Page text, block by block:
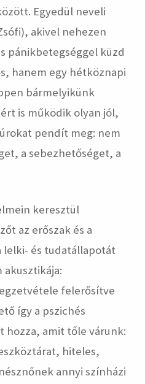
Egyedül neveli
akivel nehezen
pánikbetegséggel küzd
hanem egy hétköznapi
bármelyikünk
is működik olyan jól,
pendít meg: nem
a sebezhetőséget, a
keresztül
az erőszak és a
lelki- és tudatállapotát
felerősítve
így a pszichés
hozza, amit tőle várunk:
hiteles,
annyi színházi